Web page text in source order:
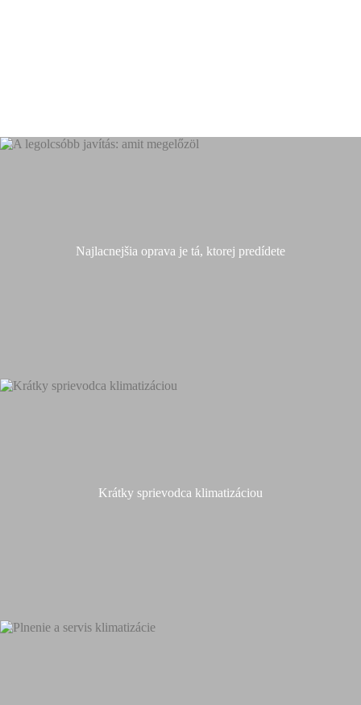
Najlacnejšia oprava je tá, ktorej predídete
Krátky sprievodca klimatizáciou